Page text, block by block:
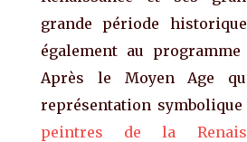
grande période
également au
Après le Moyen Age
représentation symbolique
peintres de la